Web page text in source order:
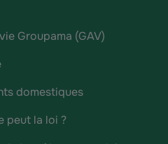
Groupama (GAV)
domestiques
peut la loi ?